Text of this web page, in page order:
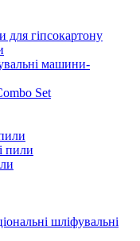
для гіпсокартону
машини-
Set
пили
шліфувальні